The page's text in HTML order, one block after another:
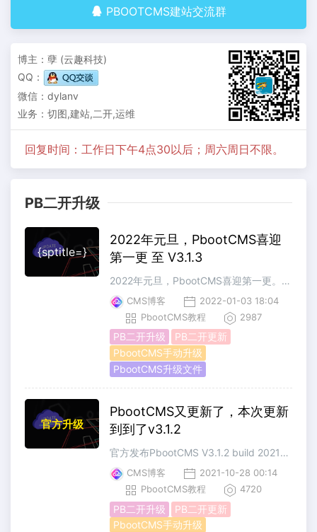
PBOOTCMS建站交流群
博主：孽 (云趣科技)
QQ：
微信：dylanv
业务：切图,建站,二开,运维
回复时间：工作日下午4点30以后；周六周日不限。
PB二开升级
{sptitle=}
2022年元旦，PbootCMS喜迎
第一更 至 V3.1.3
2022年元旦，PbootCMS喜迎第一更。散花。官方发布PbootCMS V3.1.3 build 2022-01-031、修复自定义路径存在注入问题；2、修复API接口搜索存在注入问题；3、修复用户信息修改存在CSRF问题；4、修复伪静态搜索结果分页问题；5、修改授权码存储位置为数据库；6、修复sitemap.txt不换行问题；7、兼容PHP8.1版本;手动更新教程Pboo
CMS博客
2022-01-03 18:04
PbootCMS教程
2987
PB二开升级
PB二开更新
PbootCMS手动升级
PbootCMS升级文件
官方升级
PbootCMS又更新了，本次更新
到到了v3.1.2
官方发布PbootCMS V3.1.2 build 2021-10-281、修复扩展多图字段编码长度问题；2、修复sitemap未过滤定时文章问题；3、修复上个版本导致邮件标题不对问题;4、新增自动记录蜘蛛访问到后台系统日志；5、优化nav参数parent支持传递多个栏目编码；6、新增nav参数scode='1,2,3'方式限
CMS博客
2021-10-28 00:14
PbootCMS教程
4720
PB二开升级
PB二开更新
PbootCMS手动升级